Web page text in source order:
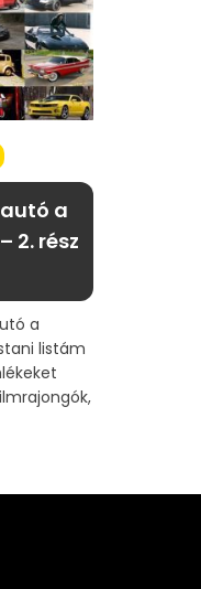
a
2. rész
a
listám